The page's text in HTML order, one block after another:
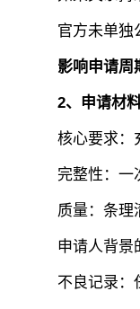
官方未单独公
影响申请周
2、 申请材
核心要求：充
完整性：一次
质量：条理清
申请人背景的
不良记录：任